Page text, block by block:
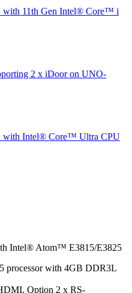
with 11th Gen Intel® Core™ i
2 x iDoor on UNO-
with Intel® Core™ Ultra CPU
Intel® Atom™ E3815/E3825
with 4GB DDR3L
Option 2 x RS-